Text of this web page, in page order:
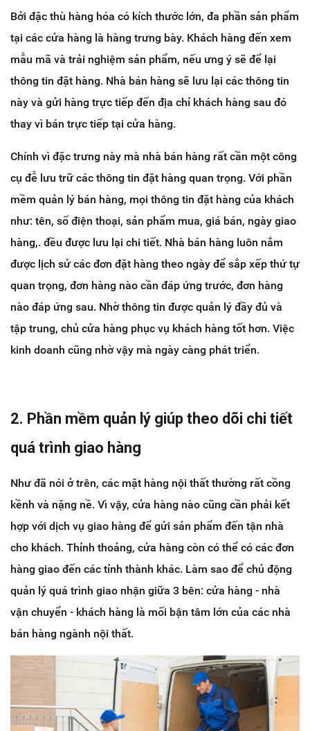
Bởi đặc thù hàng hóa có kích thước lớn, đa phần sản phẩm
tại các cửa hàng là hàng trưng bày. Khách hàng đến xem
mẫu mã và trải nghiệm sản phẩm, nếu ưng ý sẽ để lại
thông tin đặt hàng. Nhà bán hàng sẽ lưu lại các thông tin
này và gửi hàng trực tiếp đến địa chỉ khách hàng sau đó
thay vì bán trực tiếp tại cửa hàng.
Chính vì đặc trưng này mà nhà bán hàng rất cần một công
cụ đễ lưu trữ các thông tin đặt hàng quan trọng. Với phần
mềm quản lý bán hàng, mọi thông tin đặt hàng của khách
như: tên, số điện thoại, sản phẩm mua, giá bán, ngày giao
hàng,. đều được lưu lại chi tiết. Nhà bán hàng luôn nắm
được lịch sử các đơn đặt hàng theo ngày để sắp xếp thứ tự
quan trọng, đơn hàng nào cần đáp ứng trước, đơn hàng
nào đáp ứng sau. Nhờ thông tin được quản lý đầy đủ và
tập trung, chủ cửa hàng phục vụ khách hàng tốt hơn. Việc
kinh doanh cũng nhờ vậy mà ngày càng phát triển.
2. Phần mềm quản lý giúp theo dõi chi tiết
quá trình giao hàng
Như đã nói ở trên, các mặt hàng nội thất thường rất cồng
kềnh và nặng nề. Vì vậy, cửa hàng nào cũng cần phải kết
hợp với dịch vụ giao hàng để gửi sản phẩm đến tận nhà
cho khách. Thỉnh thoảng, cửa hàng còn có thể có các đơn
hàng giao đến các tỉnh thành khác. Làm sao để chủ động
quản lý quá trình giao nhận giữa 3 bên: cửa hàng - nhà
vận chuyển - khách hàng là mối bận tâm lớn của các nhà
bán hàng ngành nội thất.